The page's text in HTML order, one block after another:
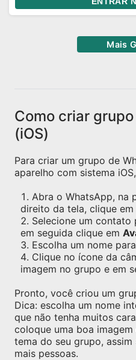
Mais
Como criar
(iOS)
Para criar um grupo de
aparelho com sistema
Abra o WhatsApp, na
direito da tela, clique em
Selecione um
em seguida clique em
Escolha um nome
Clique no ícone da
imagem no grupo e em
Pronto, você criou um
Dica: escolha um nome
que não tenha muitos
coloque uma boa
tema do seu grupo,
mais pessoas.